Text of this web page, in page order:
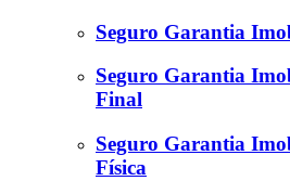
Seguro Garantia
Seguro Garantia
Final
Seguro Garantia
Física